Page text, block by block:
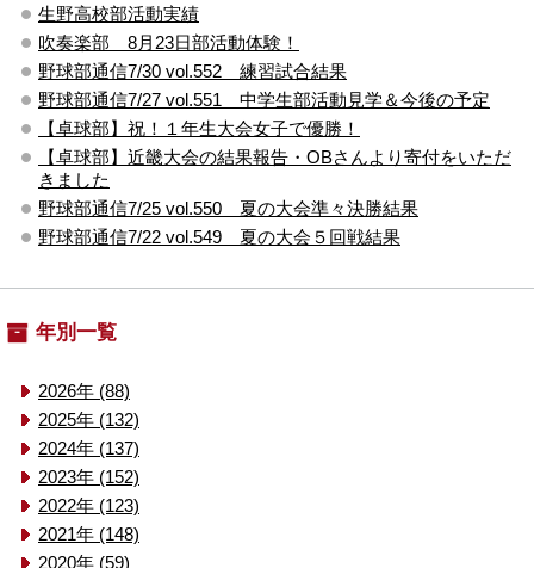
生野高校部活動実績
吹奏楽部 8月23日部活動体験！
野球部通信7/30 vol.552 練習試合結果
野球部通信7/27 vol.551 中学生部活動見学＆今後の予定
【卓球部】祝！１年生大会女子で優勝！
【卓球部】近畿大会の結果報告・OBさんより寄付をいただ
きました
野球部通信7/25 vol.550 夏の大会準々決勝結果
野球部通信7/22 vol.549 夏の大会５回戦結果
年別一覧
2026年 (88)
2025年 (132)
2024年 (137)
2023年 (152)
2022年 (123)
2021年 (148)
2020年 (59)